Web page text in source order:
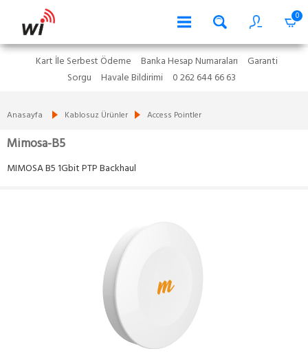
0
Kart İle Serbest Ödeme Banka Hesap Numaraları
Garanti
Sorgu
Havale Bildirimi 0 262 644 66 63
Anasayfa Kablosuz Ürünler Access Pointler
Mimosa-B5
MIMOSA B5 1Gbit PTP Backhaul